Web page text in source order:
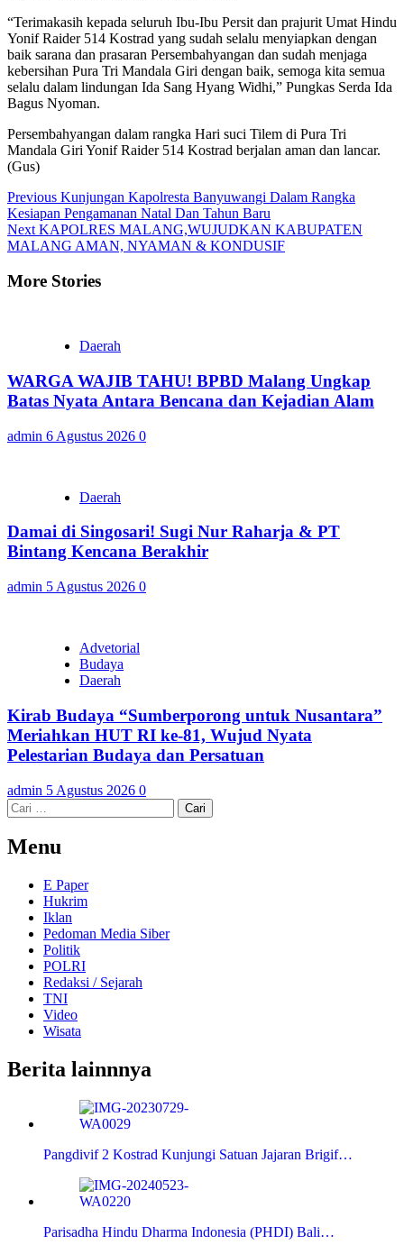
“Terimakasih kepada seluruh Ibu-Ibu Persit dan prajurit Umat Hindu
Yonif Raider 514 Kostrad yang sudah selalu menyiapkan dengan
baik sarana dan prasaran Persembahyangan dan sudah menjaga
kebersihan Pura Tri Mandala Giri dengan baik, semoga kita semua
selalu dalam lindungan Ida Sang Hyang Widhi,” Pungkas Serda Ida
Bagus Nyoman.
Persembahyangan dalam rangka Hari suci Tilem di Pura Tri
Mandala Giri Yonif Raider 514 Kostrad berjalan aman dan lancar.
(Gus)
Continue
Reading
Previous Kunjungan Kapolresta Banyuwangi Dalam Rangka
Kesiapan Pengamanan Natal Dan Tahun Baru
Next KAPOLRES MALANG,WUJUDKAN KABUPATEN
MALANG AMAN, NYAMAN & KONDUSIF
More Stories
Daerah
WARGA WAJIB TAHU! BPBD Malang Ungkap
Batas Nyata Antara Bencana dan Kejadian Alam
admin 6 Agustus 2026 0
Daerah
Damai di Singosari! Sugi Nur Raharja & PT
Bintang Kencana Berakhir
admin 5 Agustus 2026 0
Advetorial
Budaya
Daerah
Kirab Budaya “Sumberporong untuk Nusantara”
Meriahkan HUT RI ke-81, Wujud Nyata
Pelestarian Budaya dan Persatuan
admin 5 Agustus 2026 0
Cari
untuk:
Menu
E Paper
Hukrim
Iklan
Pedoman Media Siber
Politik
POLRI
Redaksi / Sejarah
TNI
Video
Wisata
Berita lainnnya
Pangdivif 2 Kostrad Kunjungi Satuan Jajaran Brigif…
Parisadha Hindu Dharma Indonesia (PHDI) Bali…